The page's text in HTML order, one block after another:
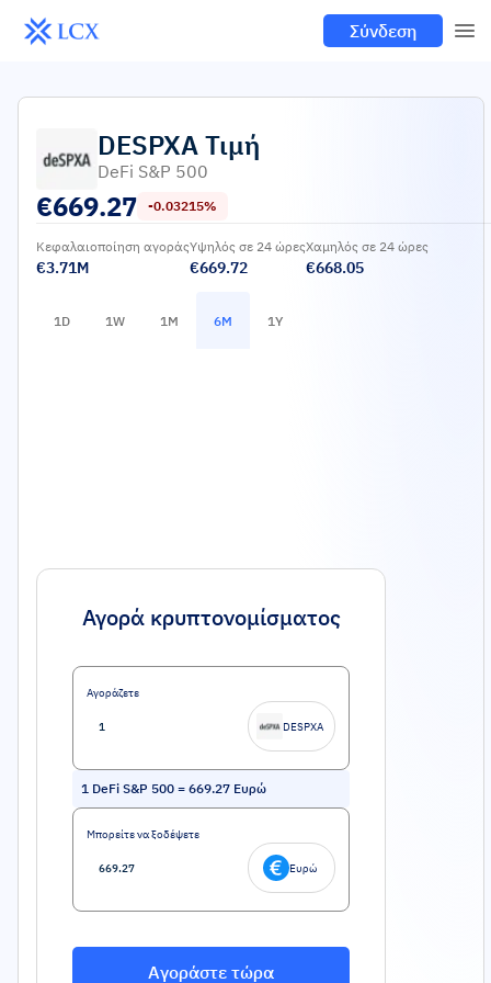
Σύνδεση
DESPXAΤιμή
DeFi S&P 500
€669.27 -0.03215%
Κεφαλαιοποίηση αγοράς
€3.71M
Υψηλός σε 24 ώρες
€669.72
Χαμηλός σε 24 ώρες
€668.05
1D 1W 1M 6M 1Y
Αγορά κρυπτονομίσματος
Αγοράζετε
DESPXA
1 DeFi S&P 500 = 669.27 Ευρώ
Μπορείτε να ξοδέψετε
Ευρώ
Αγοράστε τώρα